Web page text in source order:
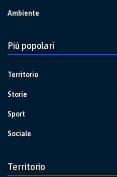
Ambiente
Più popolari
Territorio
Storie
Sport
Sociale
Territorio